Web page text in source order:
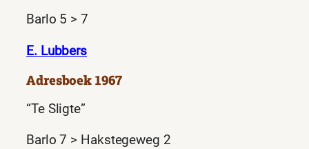
Barlo 5 > 7
E. Lubbers
Adresboek 1967
“Te Sligte”
Barlo 7 > Hakstegeweg 2